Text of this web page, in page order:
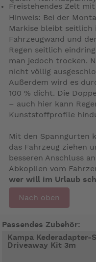
Freistehendes Zelt
Hinweis: Bei der
Markise bleibt seitlich
Fahrzeugwand und
Regen seitlich
man jedoch trocken.
nicht völlig
Außerdem wird es
100 % dicht. Die
– auch hier kann
Kunststoffprofile
Mit den Spanngurten
das Fahrzeug ziehen
besseren Anschluss
Abkopllen vom
wer will im Urlaub
Nach oben
Passendes Zubehör:
Kampa Kederadapter-
Driveaway Kit 3m